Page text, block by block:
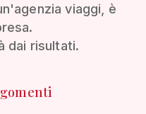
viaggi, è
dai risultati.